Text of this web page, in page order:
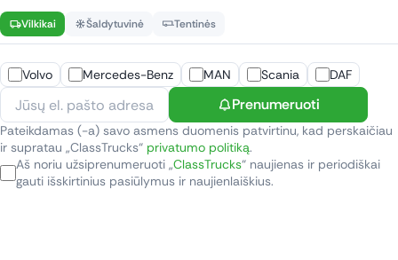
Vilkikai Šaldytuvinė Tentinės
Volvo Mercedes-Benz MAN Scania DAF
Prenumeruoti
Pateikdamas (-a) savo asmens duomenis patvirtinu, kad perskaičiau
ir supratau „ClassTrucks“ privatumo politiką.
Aš noriu užsiprenumeruoti „ClassTrucks“ naujienas ir periodiškai
gauti išskirtinius pasiūlymus ir naujienlaiškius.